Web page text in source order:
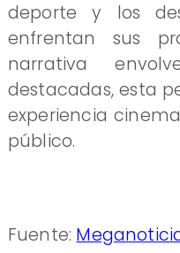
deporte y los
enfrentan sus
narrativa
destacadas, esta
experiencia
público.
Fuente: